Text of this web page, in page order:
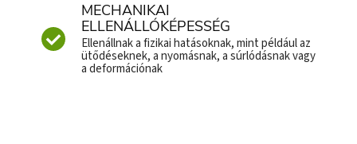
MECHANIKAI
ELLENÁLLÓKÉPESSÉG
Ellenállnak a fizikai hatásoknak, mint például az
ütődéseknek, a nyomásnak, a súrlódásnak vagy
a deformációnak